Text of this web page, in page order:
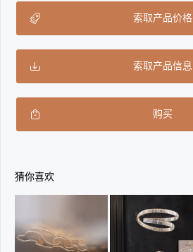
索取产品价格
索取产品信息
购买
猜你喜欢